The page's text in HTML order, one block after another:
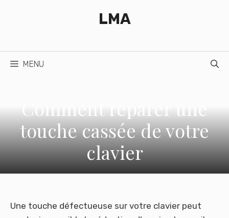
LMA
MENU
Comment réparer une
touche cassée de votre
clavier
Une touche défectueuse sur votre clavier peut